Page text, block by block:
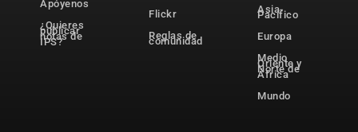
Apóyenos
¿Quieres
publicar
notas de
IPS?
Flickr
Reglas de
comunidad
Asia-
Pacífico
Europa
Medio
Oriente y
Norte de
África
Mundo